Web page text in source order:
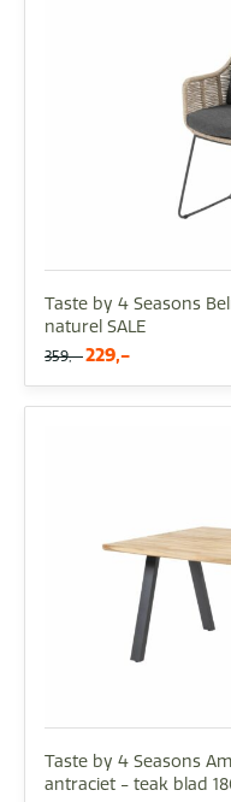
Taste by 4 Seasons
naturel SALE
359,- 229,-
Taste by 4 Seasons
antraciet - teak blad